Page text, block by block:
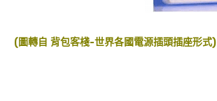
(圖轉自 背包客棧-世界各國電源插頭插座形式)